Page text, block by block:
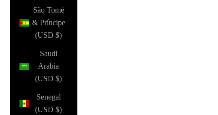
São Tomé
& Príncipe
(USD $)
Saudi
Arabia
(USD $)
Senegal
(USD $)